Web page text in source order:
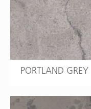
PORTLAND GREY